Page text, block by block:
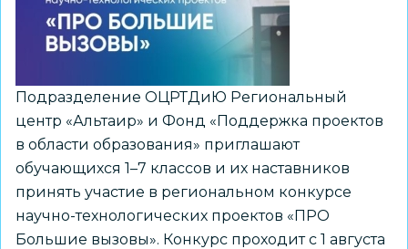
Подразделение ОЦРТДиЮ Региональный
центр «Альтаир» и Фонд «Поддержка проектов
в области образования» приглашают
обучающихся 1–7 классов и их наставников
принять участие в региональном конкурсе
научно-технологических проектов «ПРО
Большие вызовы». Конкурс проходит с 1 августа